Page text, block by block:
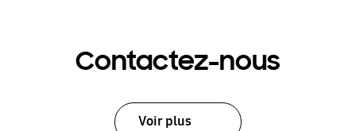
Contactez-nous
Voir plus